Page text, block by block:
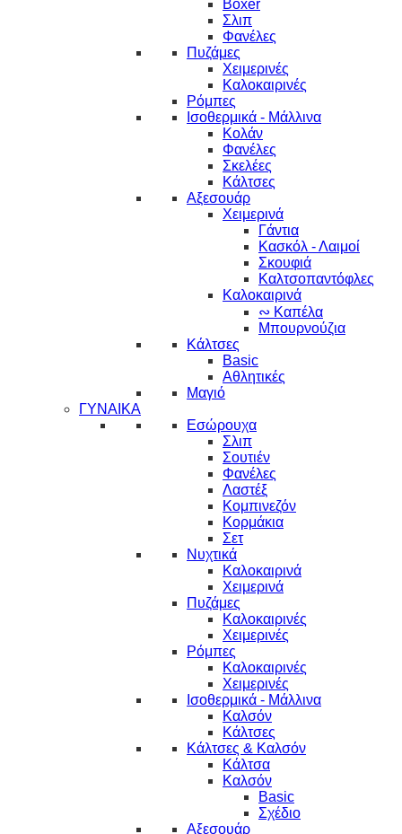
Boxer
Σλιπ
Φανέλες
Πυζάμες
Χειμερινές
Καλοκαιρινές
Ρόμπες
Ισοθερμικά - Μάλλινα
Κολάν
Φανέλες
Σκελέες
Κάλτσες
Αξεσουάρ
Χειμερινά
Γάντια
Κασκόλ - Λαιμοί
Σκουφιά
Καλτσοπαντόφλες
Καλοκαιρινά
∾ Καπέλα
Μπουρνούζια
Κάλτσες
Basic
Αθλητικές
Μαγιό
ΓΥΝΑΙΚΑ
Εσώρουχα
Σλιπ
Σουτιέν
Φανέλες
Λαστέξ
Κομπινεζόν
Κορμάκια
Σετ
Νυχτικά
Καλοκαιρινά
Χειμερινά
Πυζάμες
Καλοκαιρινές
Χειμερινές
Ρόμπες
Καλοκαιρινές
Χειμερινές
Ισοθερμικά - Μάλλινα
Καλσόν
Κάλτσες
Κάλτσες & Καλσόν
Κάλτσα
Καλσόν
Basic
Σχέδιο
Αξεσουάρ